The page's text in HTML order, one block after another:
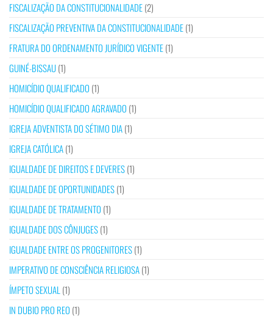
FISCALIZAÇÃO DA CONSTITUCIONALIDADE(2)
FISCALIZAÇÃO PREVENTIVA DA CONSTITUCIONALIDADE(1)
FRATURA DO ORDENAMENTO JURÍDICO VIGENTE(1)
GUINÉ-BISSAU(1)
HOMICÍDIO QUALIFICADO (1)
HOMICÍDIO QUALIFICADO AGRAVADO (1)
IGREJA ADVENTISTA DO SÉTIMO DIA(1)
IGREJA CATÓLICA(1)
IGUALDADE DE DIREITOS E DEVERES(1)
IGUALDADE DE OPORTUNIDADES(1)
IGUALDADE DE TRATAMENTO (1)
IGUALDADE DOS CÔNJUGES(1)
IGUALDADE ENTRE OS PROGENITORES(1)
IMPERATIVO DE CONSCIÊNCIA RELIGIOSA(1)
ÍMPETO SEXUAL (1)
IN DUBIO PRO REO (1)